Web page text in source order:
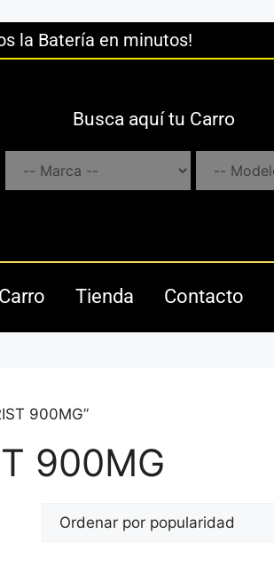
la Batería en minutos!
Busca aquí tu Carro
Tienda Contacto
900MG”
900MG